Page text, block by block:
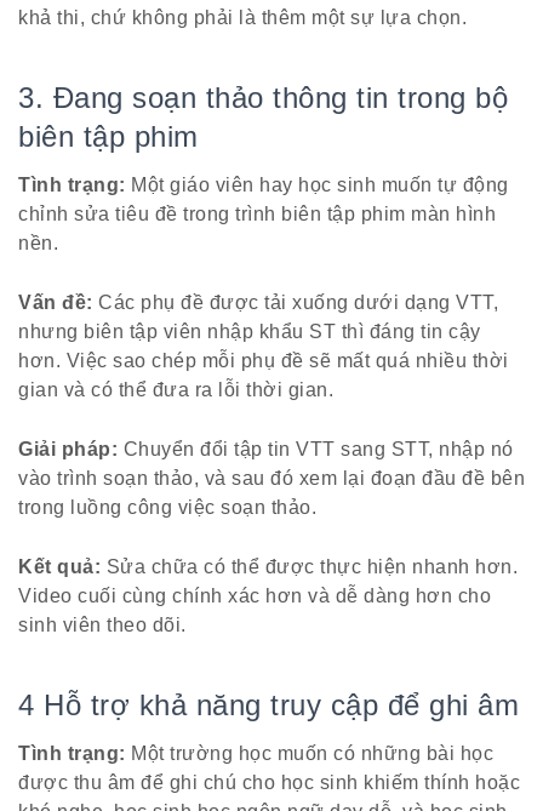
khả thi, chứ không phải là thêm một sự lựa chọn.
3. Đang soạn thảo thông tin trong bộ
biên tập phim
Tình trạng: Một giáo viên hay học sinh muốn tự động
chỉnh sửa tiêu đề trong trình biên tập phim màn hình
nền.
Vấn đề: Các phụ đề được tải xuống dưới dạng VTT,
nhưng biên tập viên nhập khẩu ST thì đáng tin cậy
hơn. Việc sao chép mỗi phụ đề sẽ mất quá nhiều thời
gian và có thể đưa ra lỗi thời gian.
Giải pháp: Chuyển đổi tập tin VTT sang STT, nhập nó
vào trình soạn thảo, và sau đó xem lại đoạn đầu đề bên
trong luồng công việc soạn thảo.
Kết quả: Sửa chữa có thể được thực hiện nhanh hơn.
Video cuối cùng chính xác hơn và dễ dàng hơn cho
sinh viên theo dõi.
4 Hỗ trợ khả năng truy cập để ghi âm
Tình trạng: Một trường học muốn có những bài học
được thu âm để ghi chú cho học sinh khiếm thính hoặc